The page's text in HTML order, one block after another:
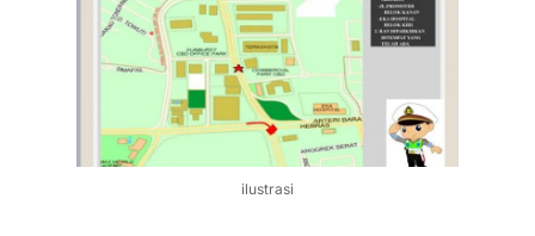
ilustrasi